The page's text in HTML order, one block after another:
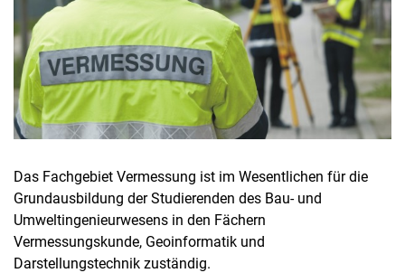
Das Fachgebiet Vermessung ist im Wesentlichen für die
Grundausbildung der Studierenden des Bau- und
Umweltingenieurwesens in den Fächern
Vermessungskunde, Geoinformatik und
Darstellungstechnik zuständig.